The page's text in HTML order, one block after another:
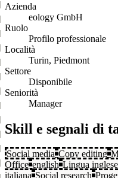
Azienda
eology GmbH
Ruolo
Profilo professionale
Località
Turin, Piedmont
Settore
Disponibile
Seniorità
Manager
Skill e segnali di
Social media Copy editing
Office english Lingua inglese
italiana Social research